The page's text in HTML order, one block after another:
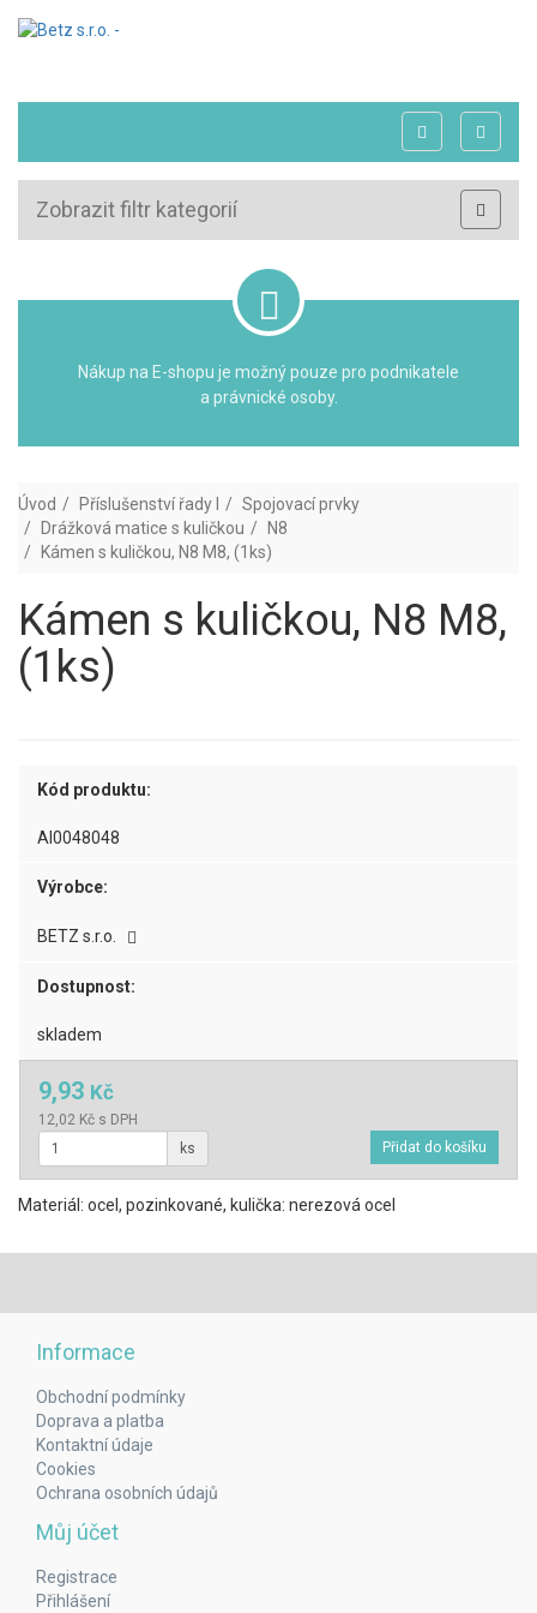
Zobrazit filtr kategorií
Nákup na E-shopu je možný pouze pro podnikatele
a právnické osoby.
Úvod Příslušenství řady I
Spojovací prvky
Drážková matice s kuličkou
N8
Kámen s kuličkou, N8 M8, (1ks)
Kámen s kuličkou, N8 M8,
(1ks)
Kód produktu:
AI0048048
Výrobce:
BETZ s.r.o.
Dostupnost:
skladem
9,93 Kč
12,02 Kč s DPH
ks
Materiál: ocel, pozinkované, kulička: nerezová ocel
Informace
Obchodní podmínky
Doprava a platba
Kontaktní údaje
Cookies
Ochrana osobních údajů
Můj účet
Registrace
Přihlášení